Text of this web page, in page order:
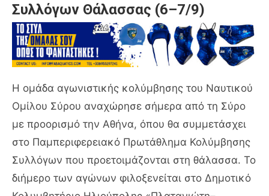
Συλλόγων Θάλασσας (6–7/9)
Η ομάδα αγωνιστικής κολύμβησης του Ναυτικού
Ομίλου Σύρου αναχώρησε σήμερα από τη Σύρο
με προορισμό την Αθήνα, όπου θα συμμετάσχει
στο Παμπεριφερειακό Πρωτάθλημα Κολύμβησης
Συλλόγων που προετοιμάζονται στη θάλασσα. Το
διήμερο των αγώνων φιλοξενείται στο Δημοτικό